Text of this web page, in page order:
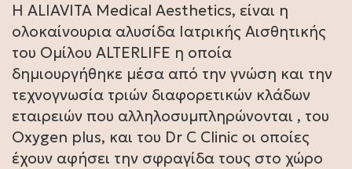
Η ALIAVITA Medical Aesthetics, είναι η
ολοκαίνουρια αλυσίδα Ιατρικής Αισθητικής
του Ομίλου ALTERLIFE η οποία
δημιουργήθηκε μέσα από την γνώση και την
τεχνογνωσία τριών διαφορετικών κλάδων
εταιρειών που αλληλοσυμπληρώνονται , του
Oxygen plus, και του Dr C Clinic οι οποίες
έχουν αφήσει την σφραγίδα τους στο χώρο